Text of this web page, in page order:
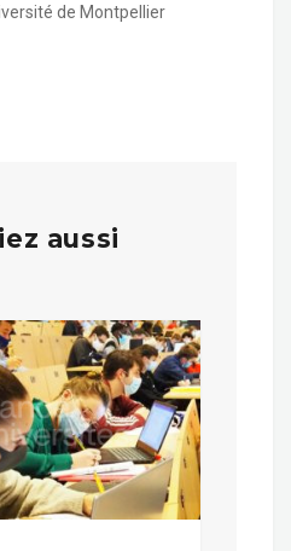
de Montpellier
aussi